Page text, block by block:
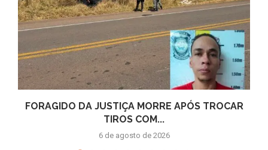
FORAGIDO DA JUSTIÇA MORRE APÓS TROCAR
TIROS COM...
6 de agosto de 2026